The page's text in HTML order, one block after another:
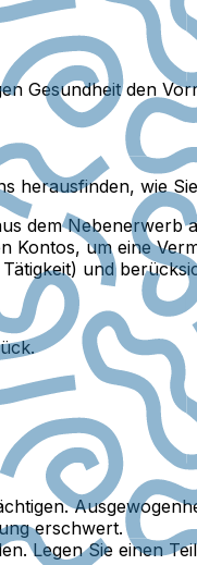
Gesundheit den
herausfinden, wie
dem Nebenerwerb
Kontos, um eine
und
erschwert.
Legen Sie einen